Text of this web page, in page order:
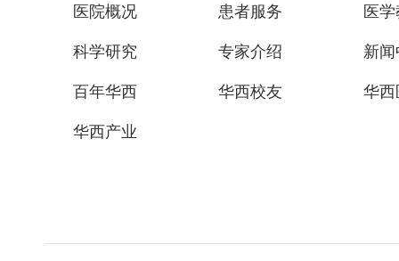
医院概况 患者服务 医
科学研究 专家介绍 新
百年华西 华西校友 华西
华西产业